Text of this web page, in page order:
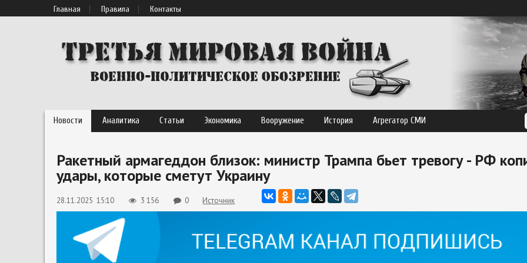
Главная Правила Контакты
Новости Аналитика Статьи Экономика Вооружение История Агрегатор СМИ
Ракетный армагеддон близок: министр Трампа бьет тревогу - РФ
удары, которые сметут Украину
28.11.2025 15:10 3 156 0 Источник